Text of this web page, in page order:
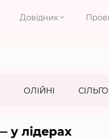
Довідник
ОЛІЙНІ
у лідерах